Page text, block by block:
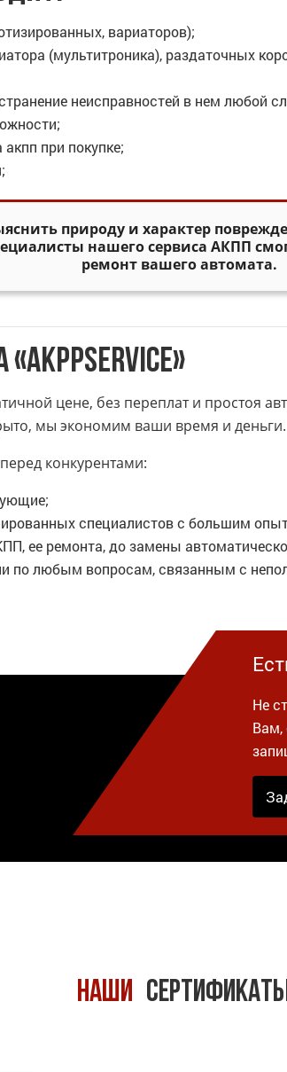
вариаторов);
(мультитроника), раздаточных
неисправностей в нем любой
при покупке;
природу и характер
нашего сервиса АКПП
ремонт вашего автомата.
цене, без переплат и простоя
мы экономим ваши время и деньги.
конкурентами:
специалистов с большим
ее ремонта, до замены
по любым вопросам, связанным с
Не
Вам,
Наши